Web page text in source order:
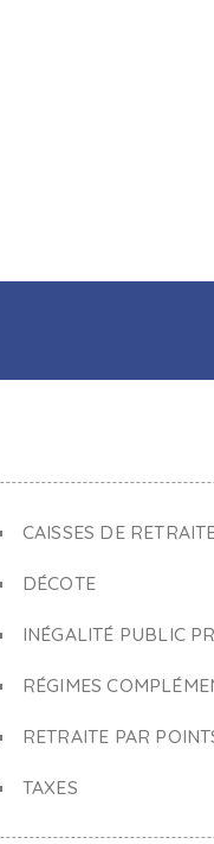
CAISSES DE
DÉCOTE
INÉGALITÉ PUBLIC
RÉGIMES
RETRAITE PAR
TAXES